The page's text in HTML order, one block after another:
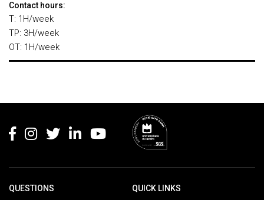
Contact hours:
T: 1H/week
TP: 3H/week
OT: 1H/week
QUESTIONS QUICK LINKS